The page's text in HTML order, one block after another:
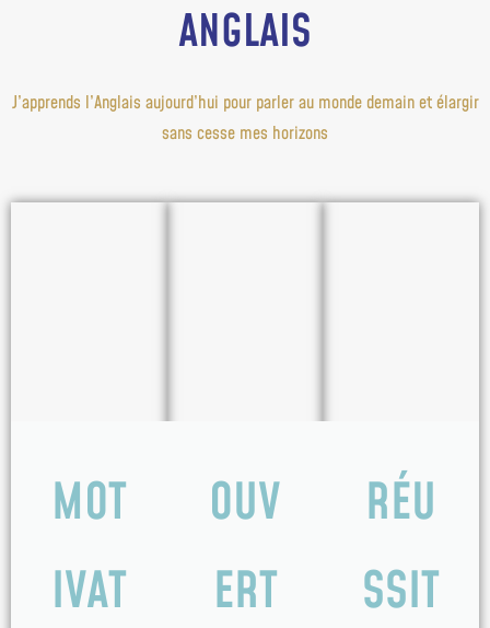
ANGLAIS
J’apprends l’Anglais aujourd’hui pour parler au monde demain et élargir
sans cesse mes horizons
MOT
IVAT
OUV
ERT
RÉU
SSIT